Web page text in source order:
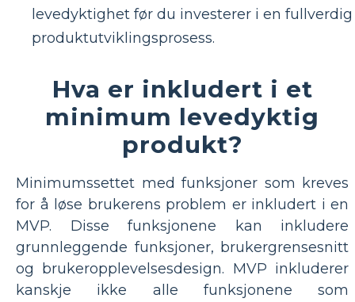
levedyktighet før du investerer i en fullverdig
produktutviklingsprosess.
Hva er inkludert i et
minimum levedyktig
produkt?
Minimumssettet med funksjoner som kreves
for å løse brukerens problem er inkludert i en
MVP. Disse funksjonene kan inkludere
grunnleggende funksjoner, brukergrensesnitt
og brukeropplevelsesdesign. MVP inkluderer
kanskje ikke alle funksjonene som